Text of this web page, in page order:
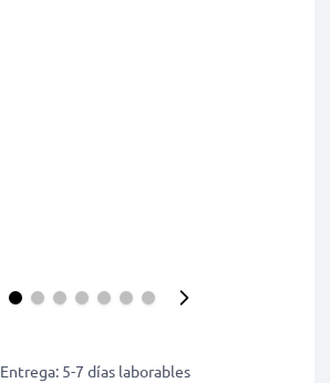
Entrega: 5-7 días laborables